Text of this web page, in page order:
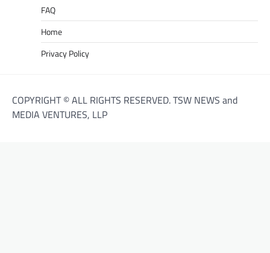
FAQ
Home
Privacy Policy
COPYRIGHT © ALL RIGHTS RESERVED. TSW NEWS and
MEDIA VENTURES, LLP